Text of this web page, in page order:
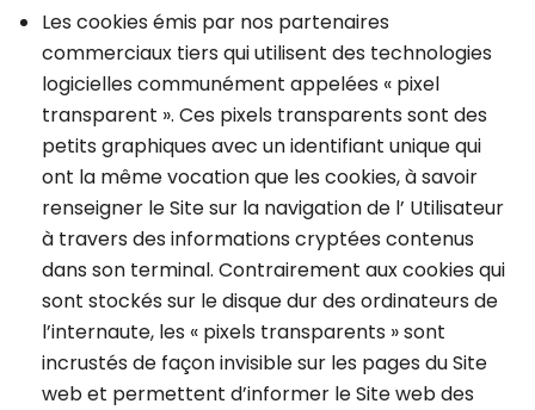
Les cookies émis par nos partenaires
commerciaux tiers qui utilisent des technologies
logicielles communément appelées « pixel
transparent ». Ces pixels transparents sont des
petits graphiques avec un identifiant unique qui
ont la même vocation que les cookies, à savoir
renseigner le Site sur la navigation de l’ Utilisateur
à travers des informations cryptées contenus
dans son terminal. Contrairement aux cookies qui
sont stockés sur le disque dur des ordinateurs de
l’internaute, les « pixels transparents » sont
incrustés de façon invisible sur les pages du Site
web et permettent d’informer le Site web des